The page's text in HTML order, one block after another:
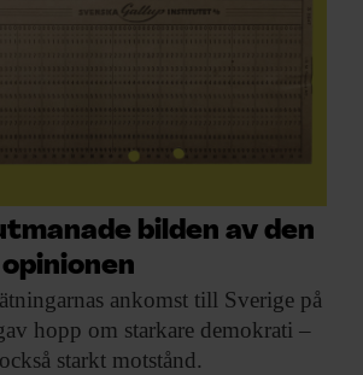
bilden av den
ankomst till Sverige på
hopp om starkare demokrati –
starkt motstånd.